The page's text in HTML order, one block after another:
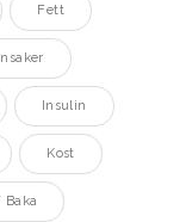
Fett
Insulin
Kost
Baka